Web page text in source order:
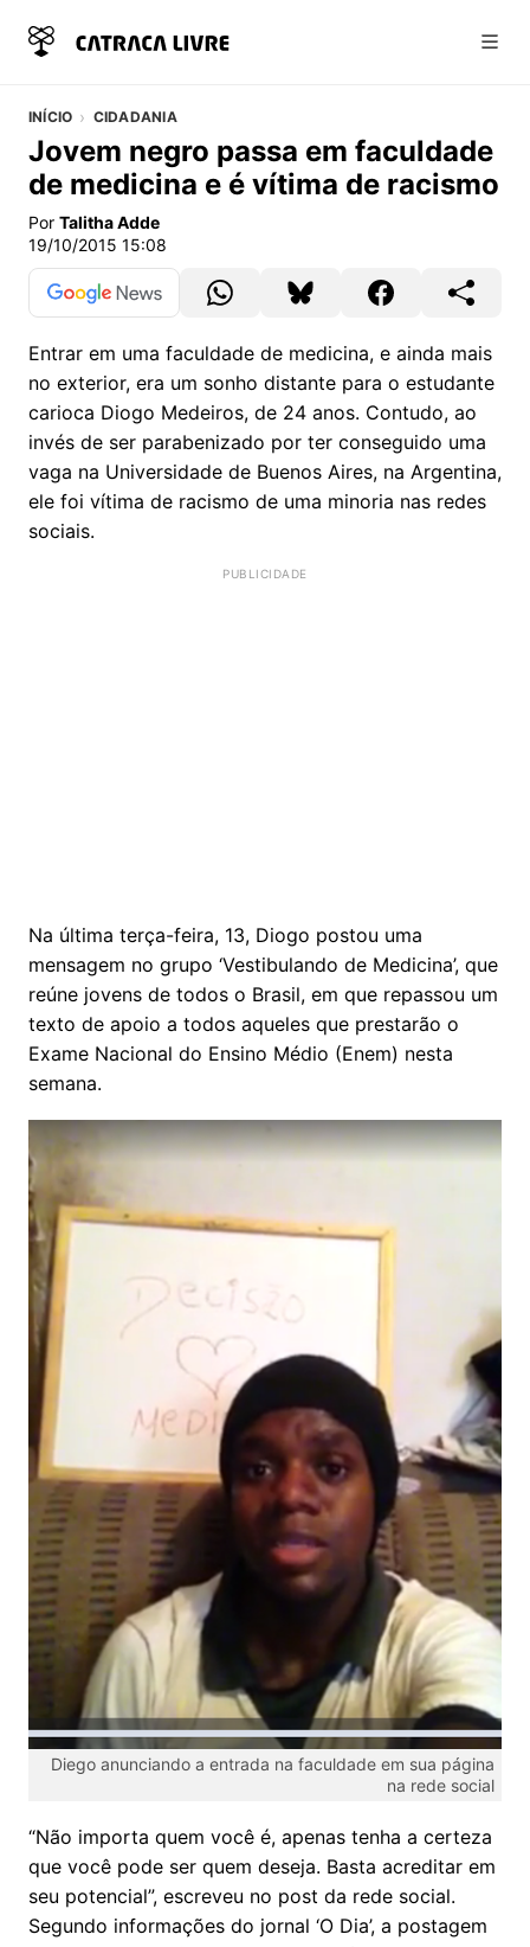
INÍCIO CIDADANIA
Jovem negro passa em faculdade
de medicina e é vítima de racismo
Por Talitha Adde
19/10/2015 15:08
Entrar em uma faculdade de medicina, e ainda mais
no exterior, era um sonho distante para o estudante
carioca Diogo Medeiros, de 24 anos. Contudo, ao
invés de ser parabenizado por ter conseguido uma
vaga na Universidade de Buenos Aires, na Argentina,
ele foi vítima de racismo de uma minoria nas redes
sociais.
Na última terça-feira, 13, Diogo postou uma
mensagem no grupo ‘Vestibulando de Medicina’, que
reúne jovens de todos o Brasil, em que repassou um
texto de apoio a todos aqueles que prestarão o
Exame Nacional do Ensino Médio (Enem) nesta
semana.
Diego anunciando a entrada na faculdade em sua página
na rede social
“Não importa quem você é, apenas tenha a certeza
que você pode ser quem deseja. Basta acreditar em
seu potencial”, escreveu no post da rede social.
Segundo informações do jornal ‘O Dia’, a postagem